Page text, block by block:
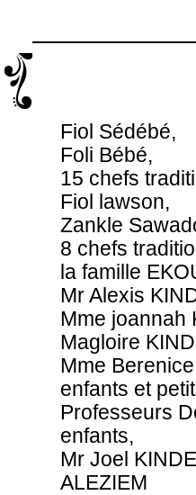
Fiol Sédébé,
Foli Bébé,
15 chefs
Fiol lawson,
Zankle
8 chefs
la famille
Mr Alexis
Mme joannah
Magloire
Mme
enfants et
Professeurs
enfants,
Mr Joel
ALEZIEM